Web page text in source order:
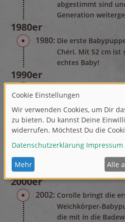
abgestimmt sind
Generation
1980er
1980: Die erste
Chéri. Mit 52 cm ist
echtes Baby!
1990er
1995:
Weichkörper-
so liegt und sitzt,
das tun würde.
1998:
Corolle gründet ein
Jedes Jahr werden
Puppen behandelt
2000er
2002: Corolle bringt die
Weichkörper-
die mit in die